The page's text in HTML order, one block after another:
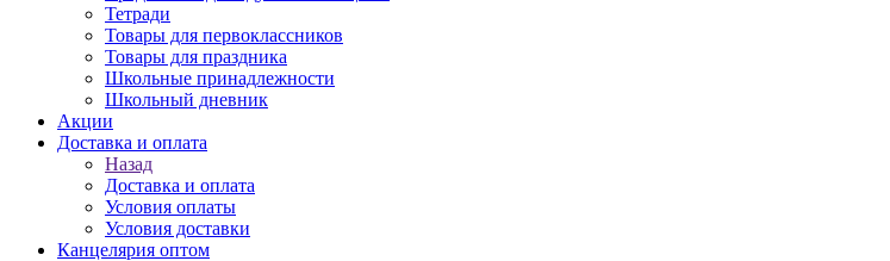
Тетради
Товары для первоклассников
Товары для праздника
Школьные принадлежности
Школьный дневник
Акции
Доставка и оплата
Назад
Доставка и оплата
Условия оплаты
Условия доставки
Канцелярия оптом